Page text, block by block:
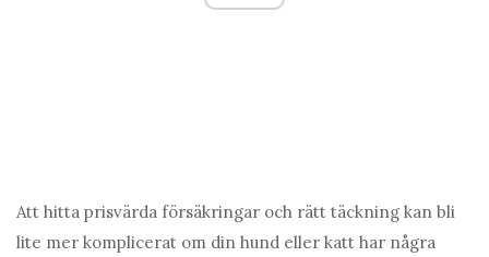
Att hitta prisvärda försäkringar och rätt täckning kan bli
lite mer komplicerat om din hund eller katt har några